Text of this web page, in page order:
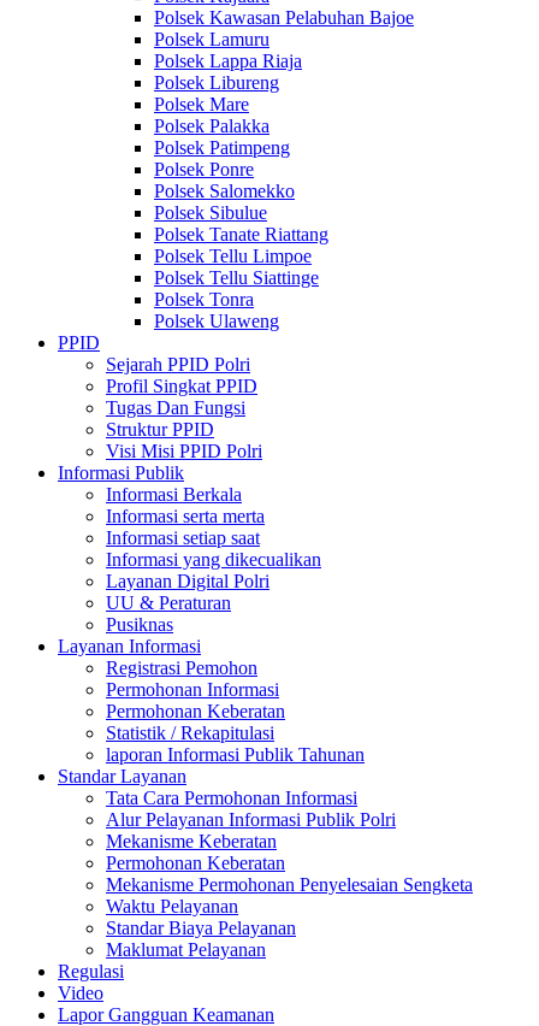
Polsek Kawasan Pelabuhan Bajoe
Polsek Lamuru
Polsek Lappa Riaja
Polsek Libureng
Polsek Mare
Polsek Palakka
Polsek Patimpeng
Polsek Ponre
Polsek Salomekko
Polsek Sibulue
Polsek Tanate Riattang
Polsek Tellu Limpoe
Polsek Tellu Siattinge
Polsek Tonra
Polsek Ulaweng
PPID
Sejarah PPID Polri
Profil Singkat PPID
Tugas Dan Fungsi
Struktur PPID
Visi Misi PPID Polri
Informasi Publik
Informasi Berkala
Informasi serta merta
Informasi setiap saat
Informasi yang dikecualikan
Layanan Digital Polri
UU & Peraturan
Pusiknas
Layanan Informasi
Registrasi Pemohon
Permohonan Informasi
Permohonan Keberatan
Statistik / Rekapitulasi
laporan Informasi Publik Tahunan
Standar Layanan
Tata Cara Permohonan Informasi
Alur Pelayanan Informasi Publik Polri
Mekanisme Keberatan
Permohonan Keberatan
Mekanisme Permohonan Penyelesaian Sengketa
Waktu Pelayanan
Standar Biaya Pelayanan
Maklumat Pelayanan
Regulasi
Video
Lapor Gangguan Keamanan